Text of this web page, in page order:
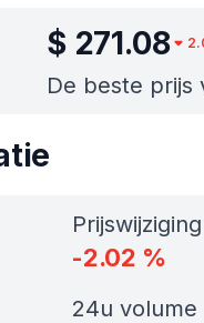
$ 271.08
De beste prijs
-2.02 %
24u volume